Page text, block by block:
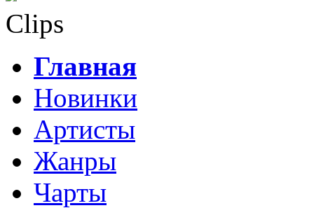
Clips
Главная
Новинки
Артисты
Жанры
Чарты